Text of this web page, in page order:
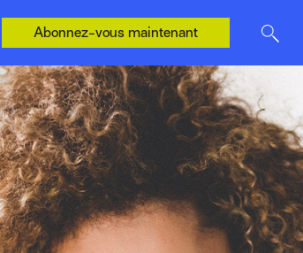
Abonnez-vous maintenant